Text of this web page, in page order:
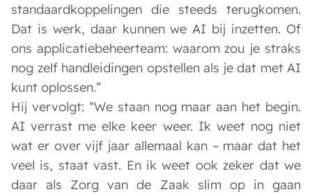
standaardkoppelingen die steeds terugkomen.
Dat is werk, daar kunnen we AI bij inzetten. Of
ons applicatiebeheerteam: waarom zou je straks
nog zelf handleidingen opstellen als je dat met AI
kunt oplossen.”
Hij vervolgt: “We staan nog maar aan het begin.
AI verrast me elke keer weer. Ik weet nog niet
wat er over vijf jaar allemaal kan – maar dat het
veel is, staat vast. En ik weet ook zeker dat we
daar als Zorg van de Zaak slim op in gaan